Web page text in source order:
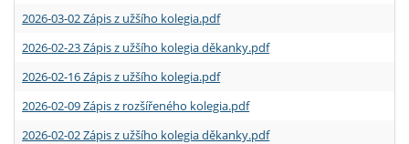
2026-03-02 Zápis z užšího kolegia.pdf
2026-02-23 Zápis z užšího kolegia děkanky.pdf
2026-02-16 Zápis z užšího kolegia.pdf
2026-02-09 Zápis z rozšířeného kolegia.pdf
2026-02-02 Zápis z užšího kolegia děkanky.pdf